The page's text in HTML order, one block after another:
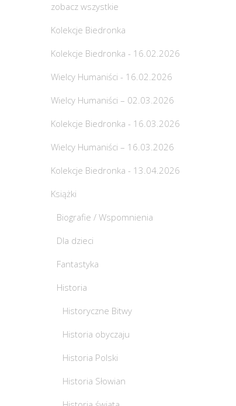
zobacz wszystkie
Kolekcje Biedronka
Kolekcje Biedronka - 16.02.2026
Wielcy Humaniści - 16.02.2026
Wielcy Humaniści – 02.03.2026
Kolekcje Biedronka - 16.03.2026
Wielcy Humaniści – 16.03.2026
Kolekcje Biedronka - 13.04.2026
Książki
Biografie / Wspomnienia
Dla dzieci
Fantastyka
Historia
Historyczne Bitwy
Historia obyczaju
Historia Polski
Historia Słowian